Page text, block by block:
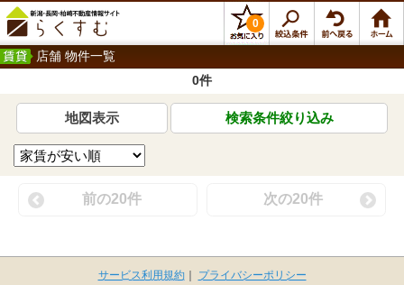
0
店舗 物件一覧
0件
地図表示 検索条件絞り込み
前の20件 次の20件
サービス利用規約｜
プライバシーポリシー